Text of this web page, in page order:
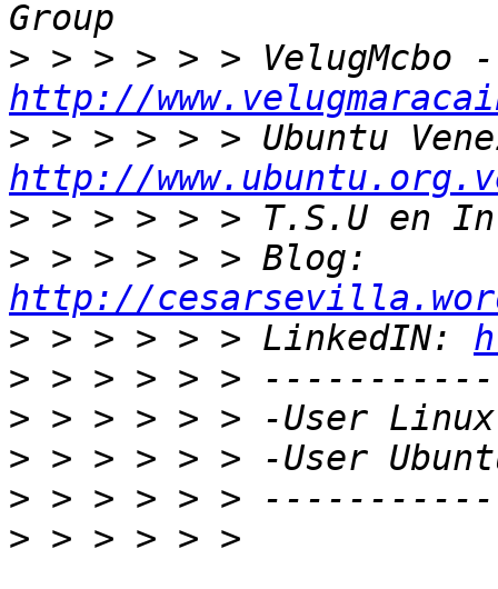
>
http://
>
http://
>
>
http://
> > > > > > LinkedIN:
>
>
>
>
> > > > > >